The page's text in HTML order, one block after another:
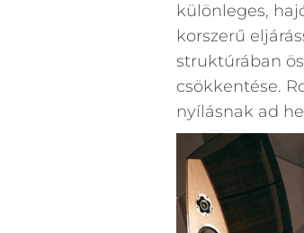
különleges,
korszerű
struktúrában
csökkentése.
nyílásnak ad